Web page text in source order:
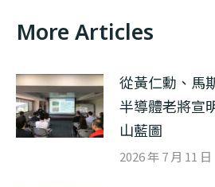
More Articles
從黃仁勳、馬
半導體老將宣
山藍圖
2026 年 7 月 11 日